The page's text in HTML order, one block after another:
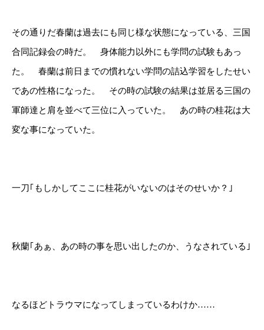
その通りだ春蘭は過去にも同じ様な状態になっている、三国
合同記録会の時だ。 身体能力以外にも学問の試験もあっ
た。 春蘭は前日までの慣れない学問の詰込学習をしたせい
であの性格になった。 その時の試験の結果は並居る三国の
軍師達と肩を並べて三位に入っていた。 あの時の桂花は大
変な事になっていた。
一刀｢もしかしてここに桂花がいないのはそのせいか？｣
秋蘭｢あぁ、あの時の事を思い出したのか、うなされている｣
なるほどトラウマになってしまっているわけか……